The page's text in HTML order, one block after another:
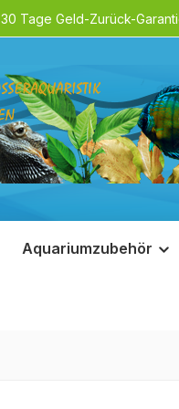
30 Tage Geld-Zurück-
Aquariumzubehör